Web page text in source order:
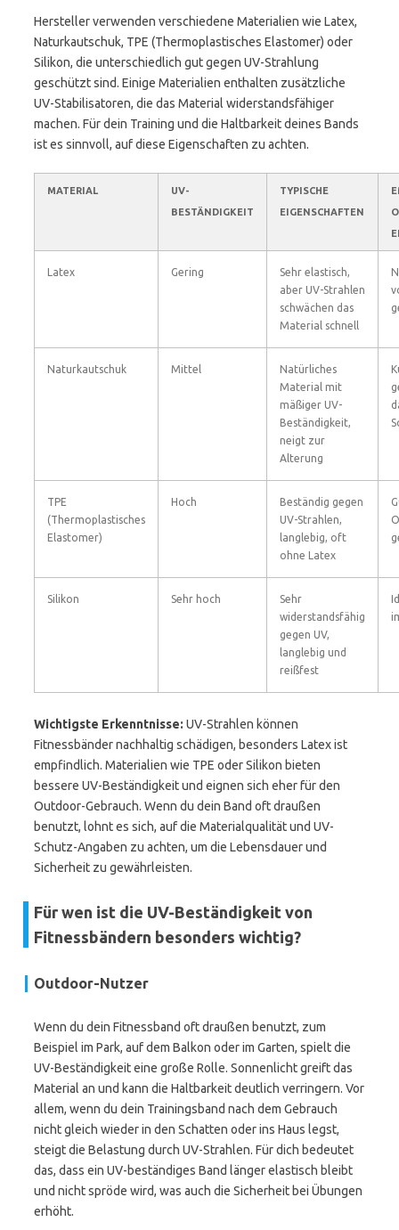
Hersteller verwenden verschiedene Materialien wie Latex,
Naturkautschuk, TPE (Thermoplastisches Elastomer) oder
Silikon, die unterschiedlich gut gegen UV-Strahlung
geschützt sind. Einige Materialien enthalten zusätzliche
UV-Stabilisatoren, die das Material widerstandsfähiger
machen. Für dein Training und die Haltbarkeit deines Bands
ist es sinnvoll, auf diese Eigenschaften zu achten.
MATERIAL
UV-
BESTÄNDIGKEIT
TYPISCHE
EIGENSCHAFTEN
Latex Gering
Sehr elastisch,
aber UV-Strahlen
schwächen das
Material schnell
Naturkautschuk Mittel
Natürliches
Material mit
mäßiger UV-
Beständigkeit,
neigt zur
Alterung
TPE
(Thermoplastisches
Elastomer)
Hoch
Beständig gegen
UV-Strahlen,
langlebig, oft
ohne Latex
Silikon Sehr hoch
Sehr
widerstandsfähig
gegen UV,
langlebig und
reißfest
Wichtigste Erkenntnisse: UV-Strahlen können
Fitnessbänder nachhaltig schädigen, besonders Latex ist
empfindlich. Materialien wie TPE oder Silikon bieten
bessere UV-Beständigkeit und eignen sich eher für den
Outdoor-Gebrauch. Wenn du dein Band oft draußen
benutzt, lohnt es sich, auf die Materialqualität und UV-
Schutz-Angaben zu achten, um die Lebensdauer und
Sicherheit zu gewährleisten.
Für wen ist die UV-Beständigkeit von
Fitnessbändern besonders wichtig?
Outdoor-Nutzer
Wenn du dein Fitnessband oft draußen benutzt, zum
Beispiel im Park, auf dem Balkon oder im Garten, spielt die
UV-Beständigkeit eine große Rolle. Sonnenlicht greift das
Material an und kann die Haltbarkeit deutlich verringern. Vor
allem, wenn du dein Trainingsband nach dem Gebrauch
nicht gleich wieder in den Schatten oder ins Haus legst,
steigt die Belastung durch UV-Strahlen. Für dich bedeutet
das, dass ein UV-beständiges Band länger elastisch bleibt
und nicht spröde wird, was auch die Sicherheit bei Übungen
erhöht.